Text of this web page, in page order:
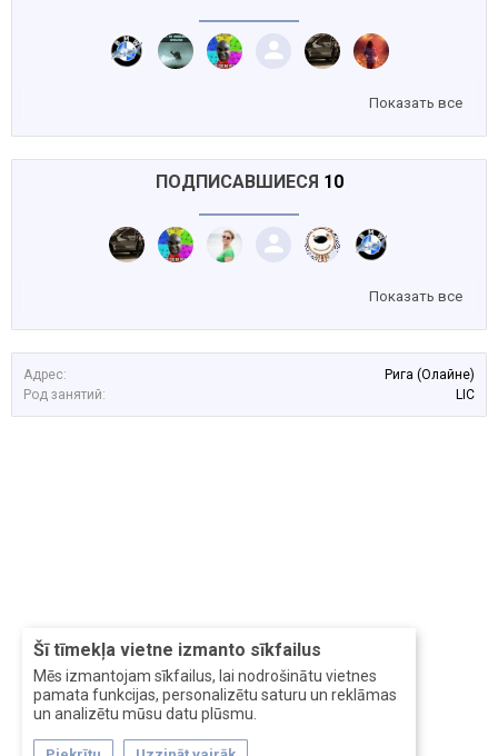
Šī tīmekļa vietne izmanto sīkfailus
Mēs izmantojam sīkfailus, lai nodrošinātu vietnes
pamata funkcijas, personalizētu saturu un reklāmas
un analizētu mūsu datu plūsmu.
Показать все
ПОДПИСАВШИЕСЯ 10
Показать все
Адрес:
Рига (Олайне)
Род занятий:
LIC